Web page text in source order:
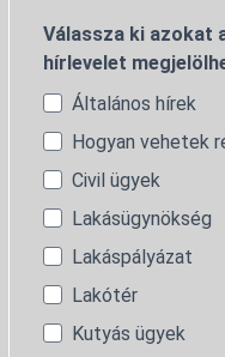
Válassza ki azokat
hírlevelet
Általános hírek
Hogyan vehetek
Civil ügyek
Lakásügynökség
Lakáspályázat
Lakótér
Kutyás ügyek